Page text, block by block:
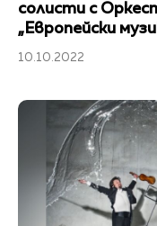
солисти с
„Европейски
10.10.2022